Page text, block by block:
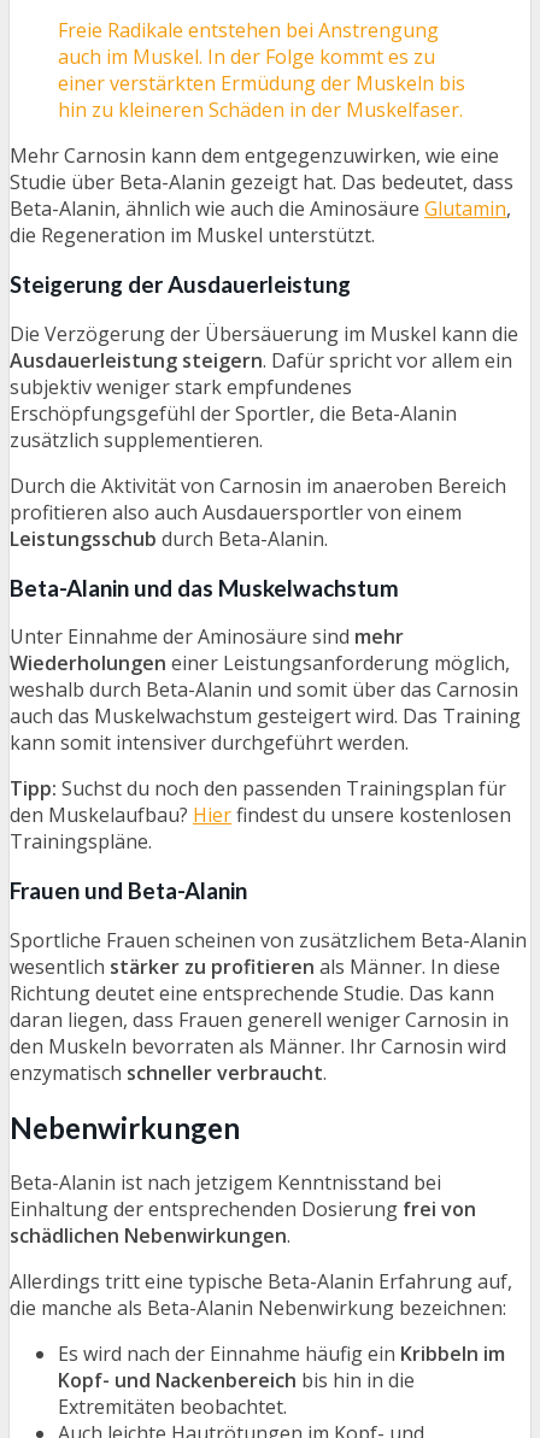
Freie Radikale entstehen bei Anstrengung
auch im Muskel. In der Folge kommt es zu
einer verstärkten Ermüdung der Muskeln bis
hin zu kleineren Schäden in der Muskelfaser.
Mehr Carnosin kann dem entgegenzuwirken, wie eine
Studie über Beta-Alanin gezeigt hat. Das bedeutet, dass
Beta-Alanin, ähnlich wie auch die Aminosäure Glutamin,
die Regeneration im Muskel unterstützt.
Steigerung der Ausdauerleistung
Die Verzögerung der Übersäuerung im Muskel kann die
Ausdauerleistung steigern. Dafür spricht vor allem ein
subjektiv weniger stark empfundenes
Erschöpfungsgefühl der Sportler, die Beta-Alanin
zusätzlich supplementieren.
Durch die Aktivität von Carnosin im anaeroben Bereich
profitieren also auch Ausdauersportler von einem
Leistungsschub durch Beta-Alanin.
Beta-Alanin und das Muskelwachstum
Unter Einnahme der Aminosäure sind mehr
Wiederholungen einer Leistungsanforderung möglich,
weshalb durch Beta-Alanin und somit über das Carnosin
auch das Muskelwachstum gesteigert wird. Das Training
kann somit intensiver durchgeführt werden.
Tipp: Suchst du noch den passenden Trainingsplan für
den Muskelaufbau? Hierfindest du unsere kostenlosen
Trainingspläne.
Frauen und Beta-Alanin
Sportliche Frauen scheinen von zusätzlichem Beta-Alanin
wesentlich stärker zu profitieren als Männer. In diese
Richtung deutet eine entsprechende Studie. Das kann
daran liegen, dass Frauen generell weniger Carnosin in
den Muskeln bevorraten als Männer. Ihr Carnosin wird
enzymatisch schneller verbraucht.
Nebenwirkungen
Beta-Alanin ist nach jetzigem Kenntnisstand bei
Einhaltung der entsprechenden Dosierung frei von
schädlichen Nebenwirkungen.
Allerdings tritt eine typische Beta-Alanin Erfahrung auf,
die manche als Beta-Alanin Nebenwirkung bezeichnen:
Es wird nach der Einnahme häufig ein Kribbeln im
Kopf- und Nackenbereich bis hin in die
Extremitäten beobachtet.
Auch leichte Hautrötungen im Kopf- und